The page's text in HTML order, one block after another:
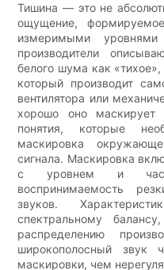
Тишина — это не
ощущение,
измеримыми уровнями
производители
белого шума как
который производит
вентилятора или
хорошо оно
понятия, которые
маскировка
сигнала. Маскировка
с уровнем и
воспринимаемость
звуков.
спектральному
распределению
широкополосный звук
маскировки, чем